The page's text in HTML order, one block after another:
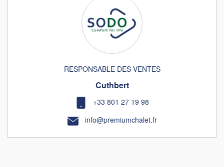
RESPONSABLE DES VENTES
Cuthbert
+33 801 27 19 98
info@premiumchalet.fr